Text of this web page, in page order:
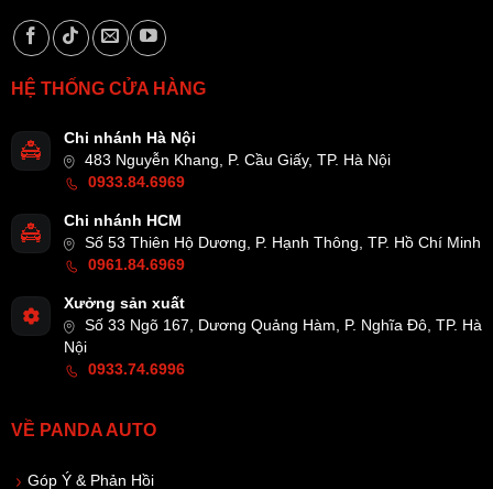
HỆ THỐNG CỬA HÀNG
Chi nhánh Hà Nội
483 Nguyễn Khang, P. Cầu Giấy, TP. Hà Nội
0933.84.6969
Chi nhánh HCM
Số 53 Thiên Hộ Dương, P. Hạnh Thông, TP. Hồ Chí Minh
0961.84.6969
Xưởng sản xuất
Số 33 Ngõ 167, Dương Quảng Hàm, P. Nghĩa Đô, TP. Hà
Nội
0933.74.6996
VỀ PANDA AUTO
Góp Ý & Phản Hồi